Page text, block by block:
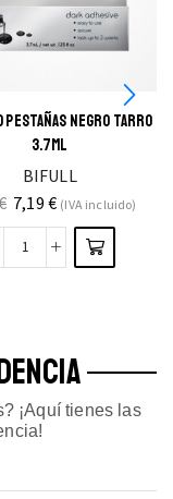
PESTAÑAS NEGRO TARRO
3.7ML
BIFULL
7,19 € (IVA incluido)
¡Aquí tienes las